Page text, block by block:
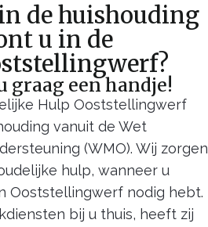
de huishouding
u in de
graag een handje!
Hulp Ooststellingwerf
vanuit de Wet
(WMO). Wij zorgen
hulp, wanneer u
Ooststellingwerf nodig hebt.
bij u thuis, heeft zij